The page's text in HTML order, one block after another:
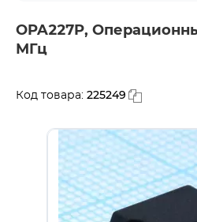
OPA227P,
МГц
Код товара: 225249